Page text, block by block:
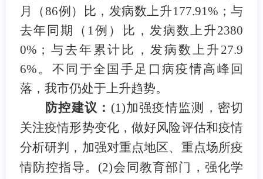
月（86例）比，发病数上升177.91% ；与
去年同期（ 1 例）比，发病数上升2380
0% ；与去年累计比，发病数上升27.9
6% 。不同于全国手足口病疫情高峰回
落，我市仍处于上升趋势。
防控建议： (1)加强疫情监测，密切
关注疫情形势变化，做好风险评估和疫情
分析研判，加强对重点地区、重点场所疫
情防控指导。 (2)会同教育部门，强化学